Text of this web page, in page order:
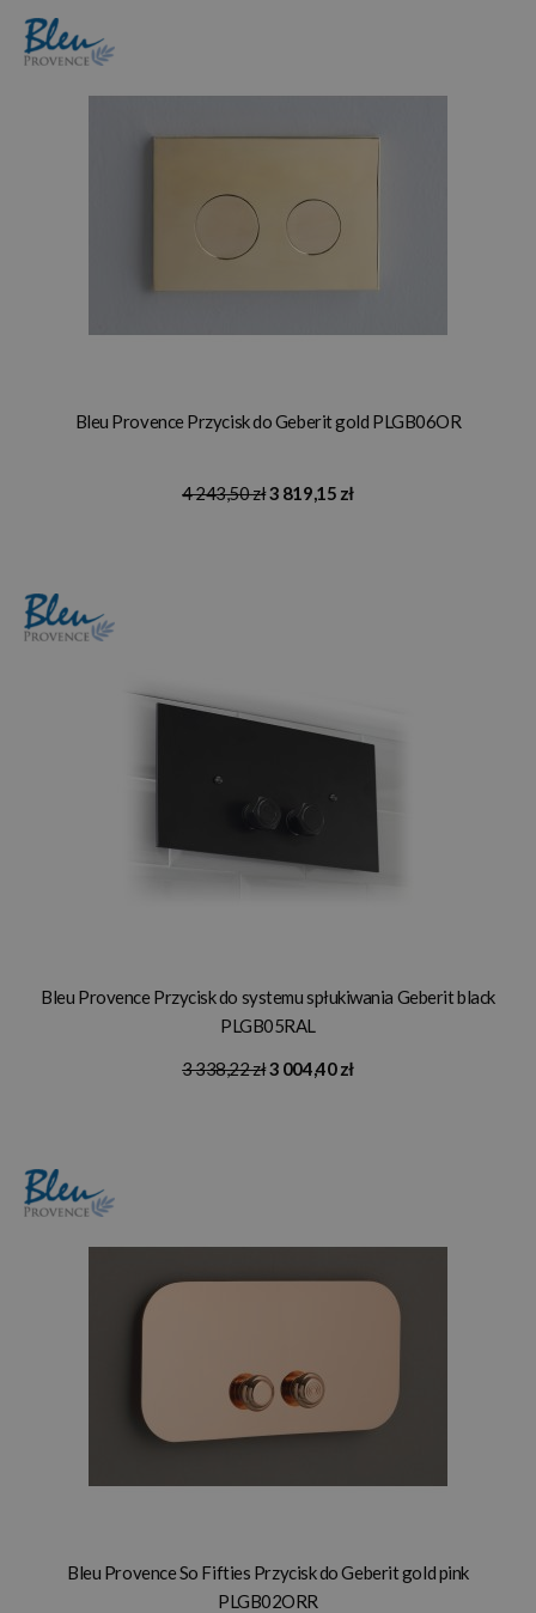
Bleu Provence Przycisk do Geberit gold PLGB06OR
4 243,50 zł3 819,15 zł
Bleu Provence Przycisk do systemu spłukiwania Geberit black
PLGB05RAL
3 338,22 zł3 004,40 zł
Bleu Provence So Fifties Przycisk do Geberit gold pink
PLGB02ORR